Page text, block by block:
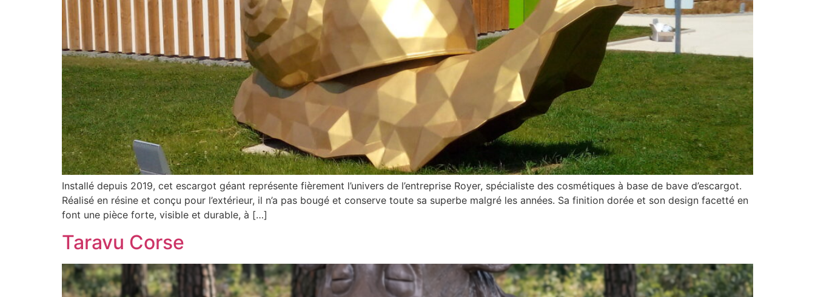
Installé depuis 2019, cet escargot géant représente fièrement l’univers de l’entreprise Royer, spécialiste des cosmétiques à base de bave d’escargot.
Réalisé en résine et conçu pour l’extérieur, il n’a pas bougé et conserve toute sa superbe malgré les années. Sa finition dorée et son design facetté en
font une pièce forte, visible et durable, à […]
Taravu Corse